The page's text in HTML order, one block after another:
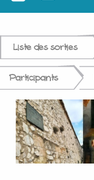
Liste des sorties
Participants